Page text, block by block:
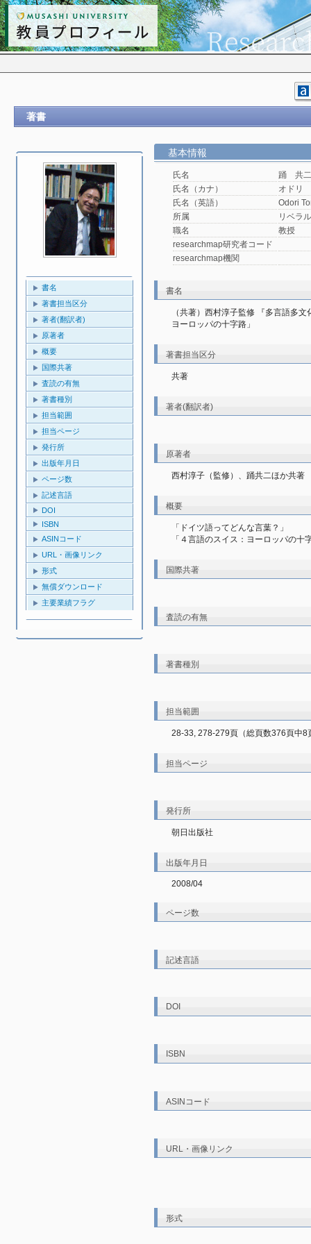
著書
書名
著書担当区分
著者(翻訳者)
原著者
概要
国際共著
査読の有無
著書種別
担当範囲
担当ページ
発行所
出版年月日
ページ数
記述言語
DOI
ISBN
ASINコード
URL・画像リンク
形式
無償ダウンロード
主要業績フラグ
基本情報
氏名
踊 共二
氏名（カナ）
オドリ
氏名（英語）
Odori
所属
リベラ
職名
教授
researchmap研究者コード
researchmap機関
書名
（共著）西村淳子監修 『多言語多
ヨーロッパの十字路」
著書担当区分
共著
著者(翻訳者)
原著者
西村淳子（監修）、踊共二ほか共著
概要
「ドイツ語ってどんな言葉？」
「４言語のスイス：ヨーロッパの十
国際共著
査読の有無
著書種別
担当範囲
28-33, 278-279頁（総頁数376頁中8
担当ページ
発行所
朝日出版社
出版年月日
2008/04
ページ数
記述言語
DOI
ISBN
ASINコード
URL・画像リンク
形式